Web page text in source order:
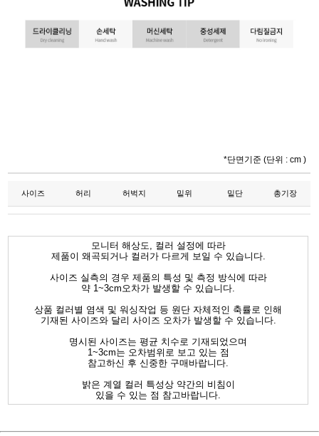
*단면기준 (단위 : cm )
사이즈 허리 허벅지 밑위 밑단 총기장
모니터 해상도, 컬러 설정에 따라
제품이 왜곡되거나 컬러가 다르게 보일 수 있습니다.
사이즈 실측의 경우 제품의 특성 및 측정 방식에 따라
약 1~3cm오차가 발생할 수 있습니다.
상품 컬러별 염색 및 워싱작업 등 원단 자체적인 축률로 인해
기재된 사이즈와 달리 사이즈 오차가 발생할 수 있습니다.
명시된 사이즈는 평균 치수로 기재되었으며
1~3cm는 오차범위로 보고 있는 점
참고하신 후 신중한 구매바랍니다.
밝은 계열 컬러 특성상 약간의 비침이
있을 수 있는 점 참고바랍니다.